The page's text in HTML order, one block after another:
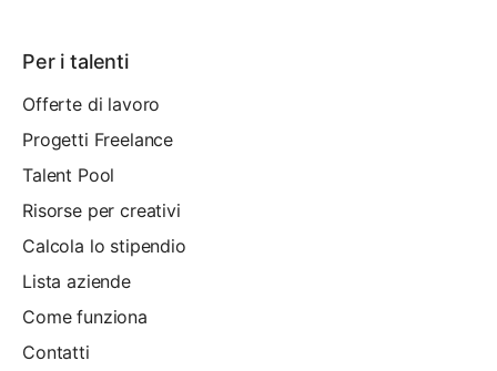
Per i talenti
Offerte di lavoro
Progetti Freelance
Talent Pool
Risorse per creativi
Calcola lo stipendio
Lista aziende
Come funziona
Contatti